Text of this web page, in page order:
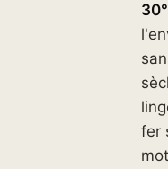
30°
fer